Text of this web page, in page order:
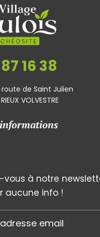
16 38
de Saint Julien
VOLVESTRE
vous à notre
aucune info !